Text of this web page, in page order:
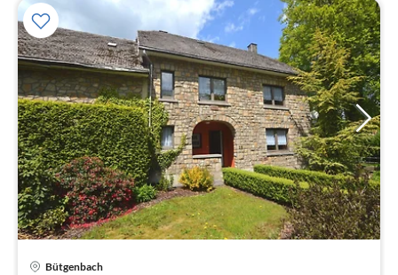
Bütgenbach